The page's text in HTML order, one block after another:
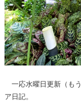
一応水曜日更新（も
ア日記。